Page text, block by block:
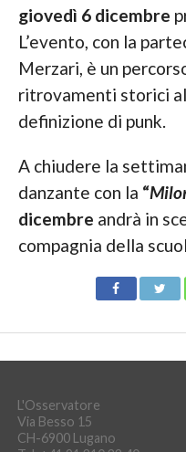
giovedì 6 dicembre
L’evento, con la
Merzari, è un
ritrovamenti storici
definizione di punk.
A chiudere la
danzante con la “
dicembre andrà in
compagnia della
L'Osservatore
Via Besso 15
CH-6900 Lugano